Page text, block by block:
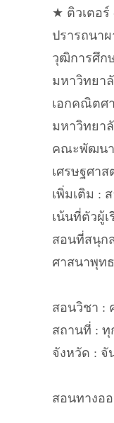
★ ติวเตอร์
ปรารถนา
วุฒิการศึก
มหาวิทยา
เอกคณิตศ
มหาวิทยา
คณะพัฒนา
เศรษฐศาส
เพิ่มเติม :
เน้นที่ตัวผู้
สอนที่สนุก
ศาสนาพุทธ
สอนวิชา :
สถานที่ :
จังหวัด :
สอนทางอ